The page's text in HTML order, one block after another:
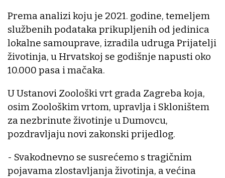
Prema analizi koju je 2021. godine, temeljem
službenih podataka prikupljenih od jedinica
lokalne samouprave, izradila udruga Prijatelji
životinja, u Hrvatskoj se godišnje napusti oko
10.000 pasa i mačaka.
U Ustanovi Zoološki vrt grada Zagreba koja,
osim Zoološkim vrtom, upravlja i Skloništem
za nezbrinute životinje u Dumovcu,
pozdravljaju novi zakonski prijedlog.
- Svakodnevno se susrećemo s tragičnim
pojavama zlostavljanja životinja, a većina